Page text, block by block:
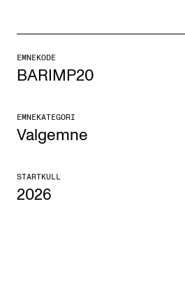
Talentutvikling
STUDENTLIV
Søknad og opptak
Fagmiljøer
EMNEKODE
BARIMP20
EMNEKATEGORI
Valgemne
STARTKULL
2026